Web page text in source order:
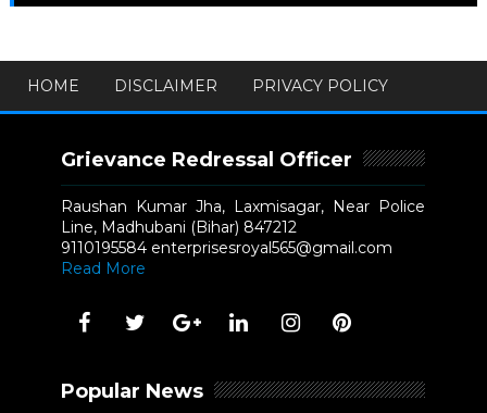
HOME DISCLAIMER PRIVACY POLICY
Grievance Redressal Officer
Raushan Kumar Jha, Laxmisagar, Near Police
Line, Madhubani (Bihar) 847212
9110195584 enterprisesroyal565@gmail.com
Read More
Popular News